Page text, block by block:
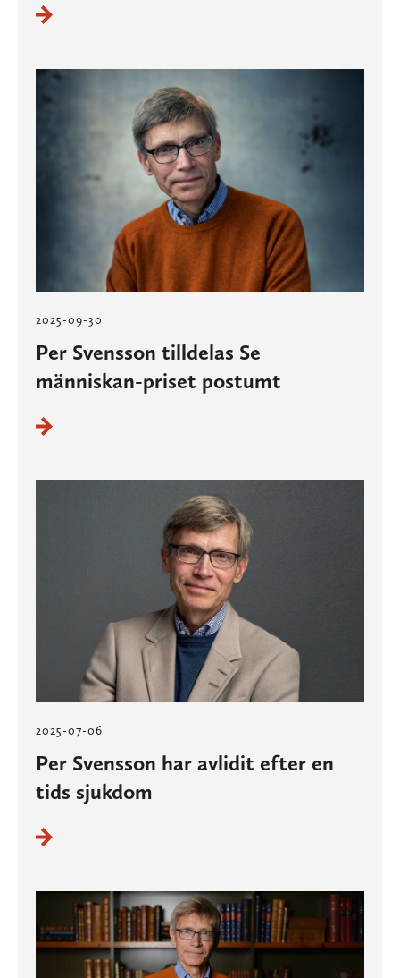
2025-09-30
Per Svensson tilldelas Se
människan-priset postumt
2025-07-06
Per Svensson har avlidit efter en
tids sjukdom